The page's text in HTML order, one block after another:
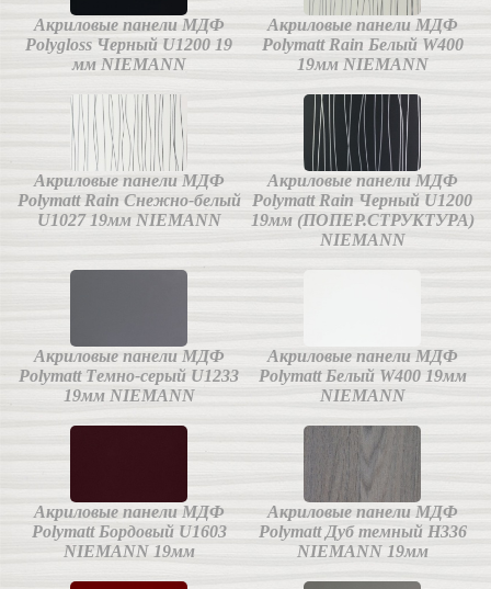
Акриловые панели МДФ
Polygloss Черный U1200 19
мм NIEMANN
Акриловые панели МДФ
Polymatt Rain Белый W400
19мм NIEMANN
Акриловые панели МДФ
Polymatt Rain Снежно-белый
U1027 19мм NIEMANN
Акриловые панели МДФ
Polymatt Rain Черный U1200
19мм (ПОПЕР.СТРУКТУРА)
NIEMANN
Акриловые панели МДФ
Polymatt Tемно-серый U1233
19мм NIEMANN
Акриловые панели МДФ
Polymatt Белый W400 19мм
NIEMANN
Акриловые панели МДФ
Polymatt Бордовый U1603
NIEMANN 19мм
Акриловые панели МДФ
Polymatt Дуб темный H336
NIEMANN 19мм